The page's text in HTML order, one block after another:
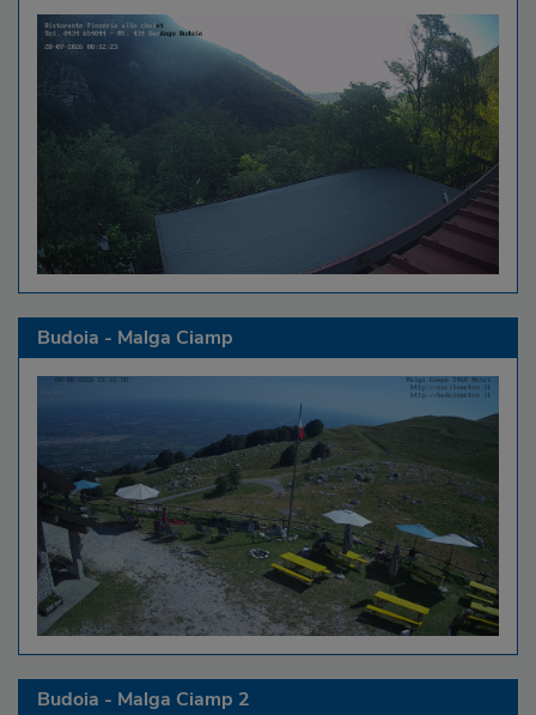
Budoia - Malga Ciamp
Budoia - Malga Ciamp 2